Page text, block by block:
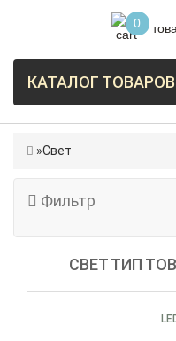
0
КАТАЛОГ ТОВАРОВ
Свет
Фильтр
СВЕТ ТИП